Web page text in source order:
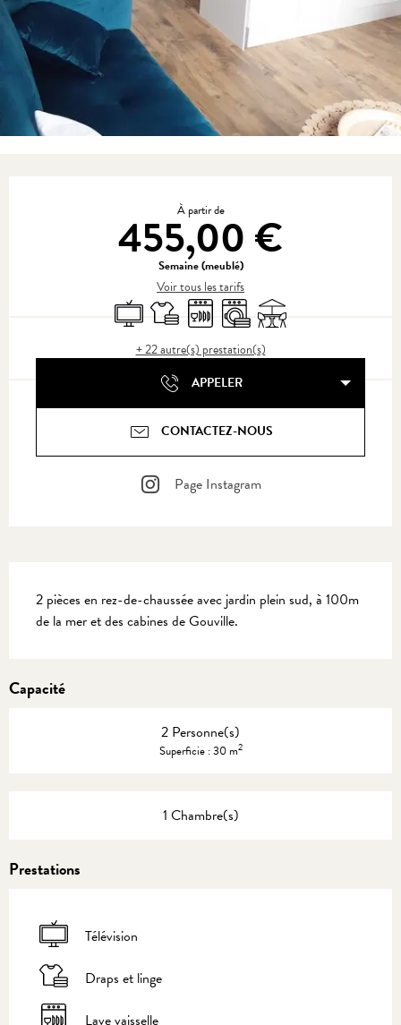
À partir de
455,00 €
Semaine (meublé)
Voir tous les tarifs
TélévisionDraps et linge
Lave vaisselleLave lingeTerrasse
+ 22 autre(s) prestation(s)
APPELER
CONTACTEZ-NOUS
Page Instagram
2 pièces en rez-de-chaussée avec jardin plein sud, à 100m
de la mer et des cabines de Gouville.
Capacité
2 Personne(s)
Superficie : 30 m2
1 Chambre(s)
Prestations
Télévision
Draps et linge